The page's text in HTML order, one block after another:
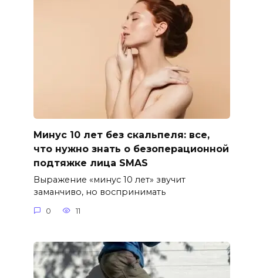
Минус 10 лет без скальпеля: все,
что нужно знать о безоперационной
подтяжке лица SMAS
Выражение «минус 10 лет» звучит
заманчиво, но воспринимать
0 11